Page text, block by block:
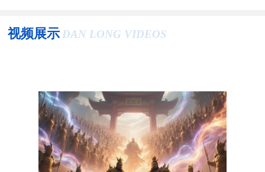
视频展示 DAN LONG VIDEOS